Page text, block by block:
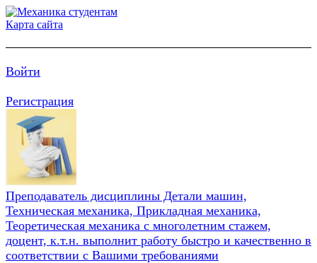
Карта сайта
Войти
Регистрация
Преподаватель дисциплины Детали машин,
Техническая механика, Прикладная механика,
Теоретическая механика с многолетним стажем,
доцент, к.т.н. выполнит работу быстро и качественно в
соответствии с Вашими требованиями